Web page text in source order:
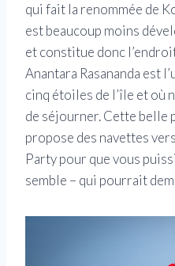
qui fait la renommée de
est beaucoup moins
et constitue donc
Anantara Rasananda est
cinq étoiles de l’île et où
de séjourner. Cette
propose des navettes
Party pour que vous
semble – qui pourrait